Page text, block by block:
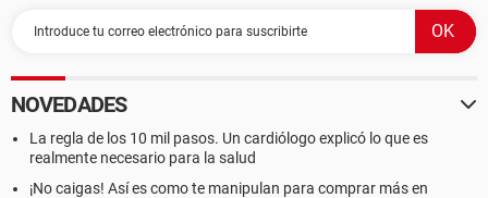
NOVEDADES
La regla de los 10 mil pasos. Un cardiólogo explicó lo que es
realmente necesario para la salud
¡No caigas! Así es como te manipulan para comprar más en